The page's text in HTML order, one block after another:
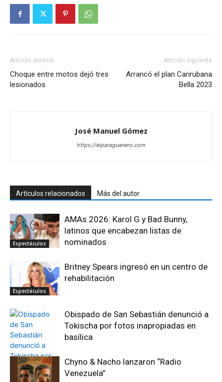
Artículo anterior
Choque entre motos dejó tres
lesionados
Artículo siguiente
Arrancó el plan Carirubana
Bella 2023
José Manuel Gómez
https://elparaguanero.com
Artículos relacionados Más del autor
Espectáculos
AMAs 2026: Karol G y Bad Bunny,
latinos que encabezan listas de
nominados
Espectáculos
Britney Spears ingresó en un centro de
rehabilitación
Obispado de San Sebastián denunció a
Tokischa por fotos inapropiadas en
basílica
Chyno & Nacho lanzaron “Radio
Venezuela”